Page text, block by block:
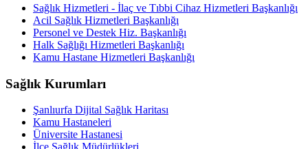
Sağlık Hizmetleri - İlaç ve Tıbbi Cihaz Hizmetleri Başkanlığı
Acil Sağlık Hizmetleri Başkanlığı
Personel ve Destek Hiz. Başkanlığı
Halk Sağlığı Hizmetleri Başkanlığı
Kamu Hastane Hizmetleri Başkanlığı
Sağlık Kurumları
Şanlıurfa Dijital Sağlık Haritası
Kamu Hastaneleri
Üniversite Hastanesi